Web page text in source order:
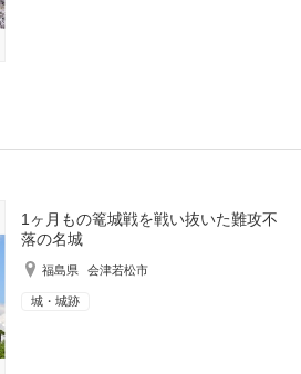
1ヶ月もの篭城戦を戦い抜いた難攻不
落の名城
福島県 会津若松市
城・城跡